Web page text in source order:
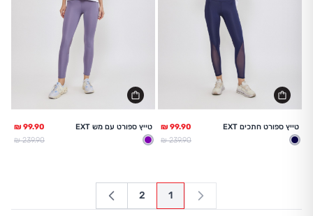
טייץ ספורט חתכים EXT
אינדיגו כהה
מחיר מלא
239.90 ₪
טייץ ספורט עם מש EXT
סגול
מחיר מלא
239.90 ₪
You're currently reading page
1 עמוד
2